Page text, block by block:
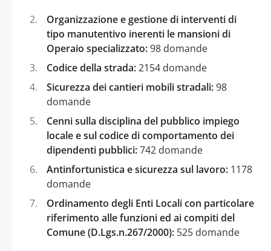
Organizzazione e gestione di interventi di
tipo manutentivo inerenti le mansioni di
Operaio specializzato:98 domande
Codice della strada:2154 domande
Sicurezza dei cantieri mobili stradali:98
domande
Cenni sulla disciplina del pubblico impiego
locale e sul codice di comportamento dei
dipendenti pubblici:742 domande
Antinfortunistica e sicurezza sul lavoro: 1178
domande
Ordinamento degli Enti Locali con particolare
riferimento alle funzioni ed ai compiti del
Comune (D.Lgs.n.267/2000): 525 domande